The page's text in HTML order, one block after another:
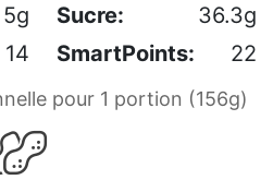
5g Sucre:
36.3g
14 SmartPoints: 22
pour 1 portion (156g)